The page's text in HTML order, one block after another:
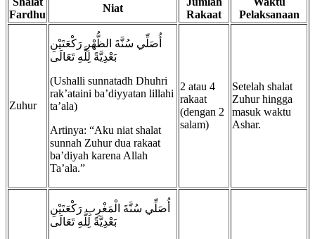
Fardhu
Niat
Rakaat
Pelaksanaan
Zuhur
أُصَلِّي سُنَّةَ الظُّهْرِ رَكْعَتَيْنِ
بَعْدِيَّةً لِلَّهِ تَعَالَى
(Ushalli sunnatadh Dhuhri
rak’ataini ba’diyyatan lillahi
ta’ala)
Artinya: “Aku niat shalat
sunnah Zuhur dua rakaat
ba’diyah karena Allah
Ta’ala.”
2 atau 4
rakaat
(dengan 2
salam)
Setelah shalat
Zuhur hingga
masuk waktu
Ashar.
أُصَلِّي سُنَّةَ الْمَغْرِبِ رَكْعَتَيْنِ
بَعْدِيَّةً لِلَّهِ تَعَالَى